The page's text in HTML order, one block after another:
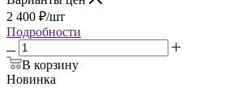
2 400 ₽/шт
Подробности
В корзину
Новинка